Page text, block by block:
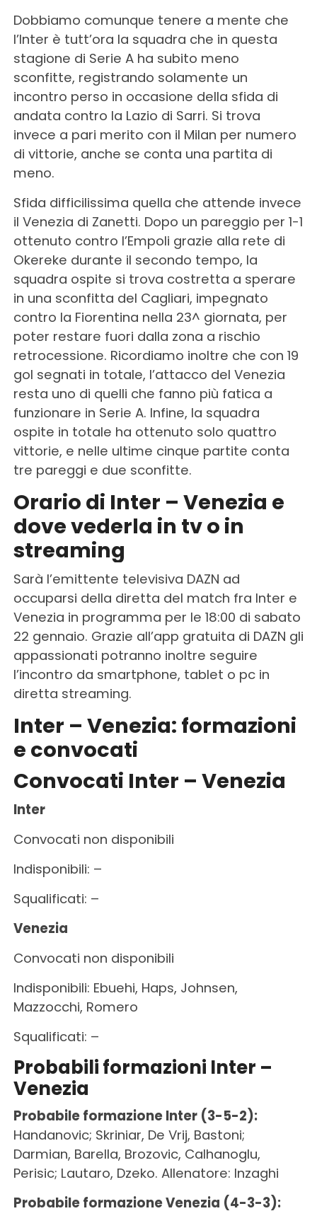
Dobbiamo comunque tenere a mente che
l’Inter è tutt’ora la squadra che in questa
stagione di Serie A ha subito meno
sconfitte, registrando solamente un
incontro perso in occasione della sfida di
andata contro la Lazio di Sarri. Si trova
invece a pari merito con il Milan per numero
di vittorie, anche se conta una partita di
meno.
Sfida difficilissima quella che attende invece
il Venezia di Zanetti. Dopo un pareggio per 1-1
ottenuto contro l’Empoli grazie alla rete di
Okereke durante il secondo tempo, la
squadra ospite si trova costretta a sperare
in una sconfitta del Cagliari, impegnato
contro la Fiorentina nella 23^ giornata, per
poter restare fuori dalla zona a rischio
retrocessione. Ricordiamo inoltre che con 19
gol segnati in totale, l’attacco del Venezia
resta uno di quelli che fanno più fatica a
funzionare in Serie A. Infine, la squadra
ospite in totale ha ottenuto solo quattro
vittorie, e nelle ultime cinque partite conta
tre pareggi e due sconfitte.
Orario di Inter – Venezia e
dove vederla in tv o in
streaming
Sarà l’emittente televisiva DAZN ad
occuparsi della diretta del match fra Inter e
Venezia in programma per le 18:00 di sabato
22 gennaio. Grazie all’app gratuita di DAZN gli
appassionati potranno inoltre seguire
l’incontro da smartphone, tablet o pc in
diretta streaming.
Inter – Venezia: formazioni
e convocati
Convocati Inter – Venezia
Inter
Convocati non disponibili
Indisponibili: –
Squalificati: –
Venezia
Convocati non disponibili
Indisponibili: Ebuehi, Haps, Johnsen,
Mazzocchi, Romero
Squalificati: –
Probabili formazioni Inter –
Venezia
Probabile formazione Inter (3-5-2):
Handanovic; Skriniar, De Vrij, Bastoni;
Darmian, Barella, Brozovic, Calhanoglu,
Perisic; Lautaro, Dzeko. Allenatore: Inzaghi
Probabile formazione Venezia (4-3-3):